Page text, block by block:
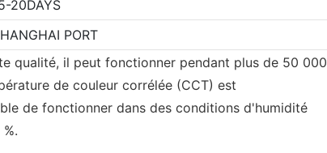
20DAYS
PORT
qualité, il peut fonctionner pendant plus de 50 000
de couleur corrélée (CCT) est
de fonctionner dans des conditions d'humidité